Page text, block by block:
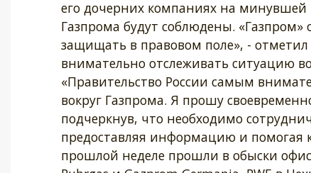
его дочерних компаниях на
Газпрома будут соблюдены. «Газпром»
защищать в правовом поле», - отметил
внимательно отслеживать ситуацию
«Правительство России самым
вокруг Газпрома. Я прошу
подчеркнув, что необходимо
предоставляя информацию и помогая
прошлой неделе прошли в обыски